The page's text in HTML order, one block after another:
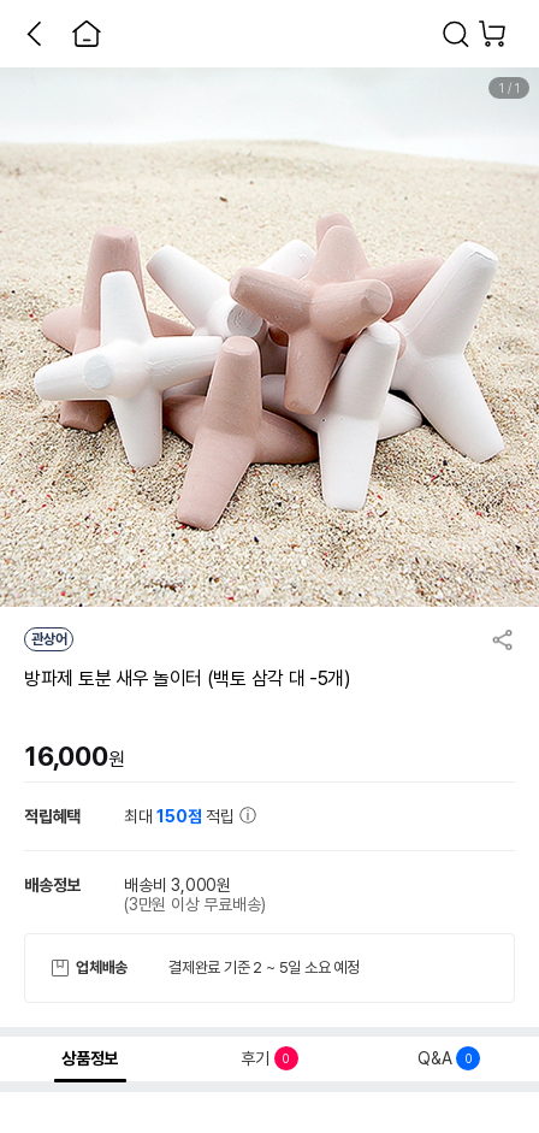
1 / 1
관상어
방파제 토분 새우 놀이터 (백토 삼각 대 -5개)
16,000원
적립혜택 최대150점 적립
배송정보
배송비 3,000원
(3만원 이상 무료배송)
업체배송 결제완료 기준 2 ~ 5일 소요 예정
상품정보 후기 0 Q&A 0